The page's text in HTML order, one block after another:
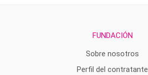
FUNDACIÓN
Sobre nosotros
Perfil del contratante